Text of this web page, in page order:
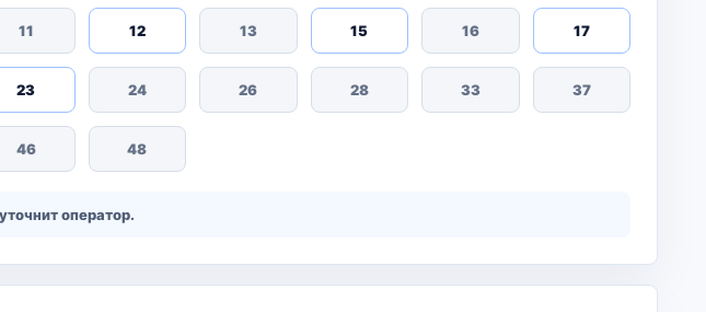
11 12 13 15 16 17
23 24 26 28 33 37
46 48
оператор.